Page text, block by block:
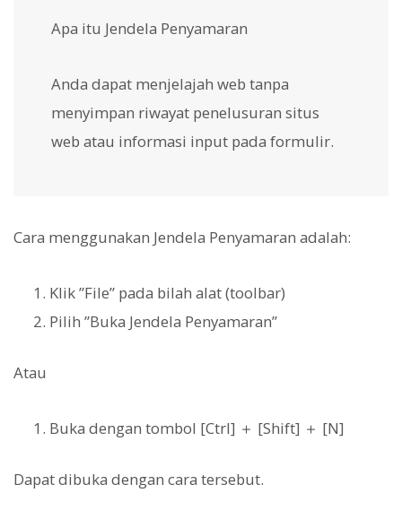
Apa itu Jendela Penyamaran
Anda dapat menjelajah web tanpa
menyimpan riwayat penelusuran situs
web atau informasi input pada formulir.
Cara menggunakan Jendela Penyamaran adalah:
Klik ”File” pada bilah alat (toolbar)
Pilih ”Buka Jendela Penyamaran”
Atau
Buka dengan tombol [Ctrl] ＋ [Shift] ＋ [N]
Dapat dibuka dengan cara tersebut.